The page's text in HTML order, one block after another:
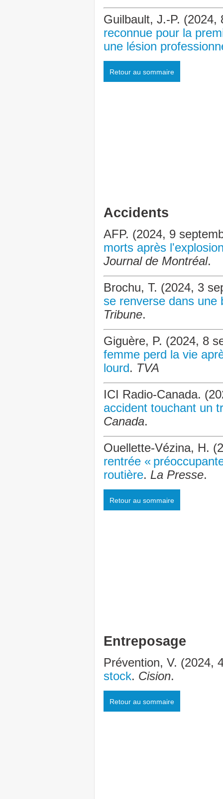
Guilbault, J.-P.
reconnue pour la
une lésion
Retour au sommaire
Accidents
AFP. (2024, 9
morts après
Journal de Montréal.
Brochu, T. (2024, 3
se renverse dans une
Tribune.
Giguère, P. (2024, 8
femme perd la vie
lourd. TVA
ICI Radio-Canada.
accident touchant un
Canada.
Ouellette-Vézina, H.
rentrée «
routière. La Presse.
Retour au sommaire
Entreposage
Prévention, V. (2024,
stock. Cision.
Retour au sommaire